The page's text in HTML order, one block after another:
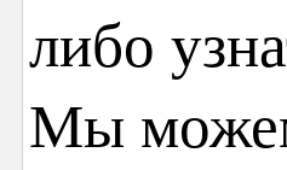
либо
Мы можем